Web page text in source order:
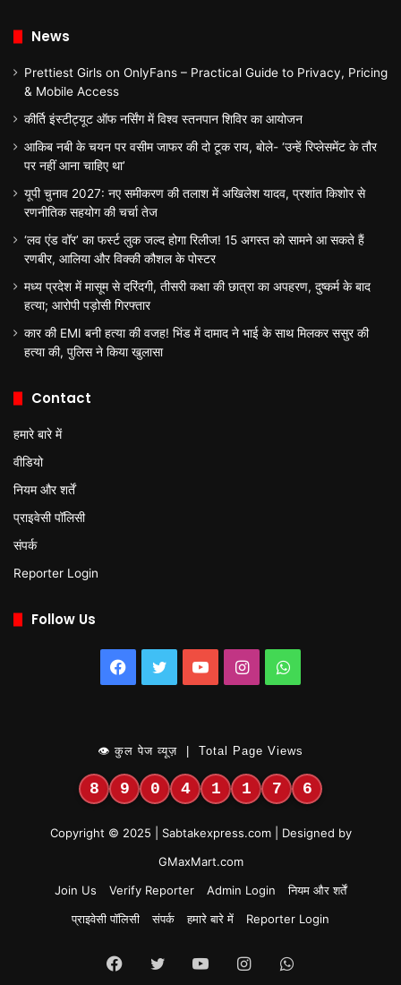
News
Prettiest Girls on OnlyFans – Practical Guide to Privacy, Pricing
& Mobile Access
कीर्ति इंस्टीट्यूट ऑफ नर्सिंग में विश्व स्तनपान शिविर का आयोजन
आकिब नबी के चयन पर वसीम जाफर की दो टूक राय, बोले- ‘उन्हें रिप्लेसमेंट के तौर
पर नहीं आना चाहिए था’
यूपी चुनाव 2027: नए समीकरण की तलाश में अखिलेश यादव, प्रशांत किशोर से
रणनीतिक सहयोग की चर्चा तेज
‘लव एंड वॉर’ का फर्स्ट लुक जल्द होगा रिलीज! 15 अगस्त को सामने आ सकते हैं
रणबीर, आलिया और विक्की कौशल के पोस्टर
मध्य प्रदेश में मासूम से दरिंदगी, तीसरी कक्षा की छात्रा का अपहरण, दुष्कर्म के बाद
हत्या; आरोपी पड़ोसी गिरफ्तार
कार की EMI बनी हत्या की वजह! भिंड में दामाद ने भाई के साथ मिलकर ससुर की
हत्या की, पुलिस ने किया खुलासा
Contact
हमारे बारे में
वीडियो
नियम और शर्तें
प्राइवेसी पॉलिसी
संपर्क
Reporter Login
Follow Us
Facebook
TwitterYouTubeInstagramWhatsApp
👁 कुल पेज व्यूज़ | Total Page Views
8 9 0 4 1 1 7 6
Copyright © 2025 | Sabtakexpress.com | Designed by
GMaxMart.com
Join Us
Verify Reporter Admin Login
नियम और शर्तें
प्राइवेसी पॉलिसी
संपर्क हमारे बारे में Reporter Login
Facebook
TwitterYouTubeInstagramWhatsApp